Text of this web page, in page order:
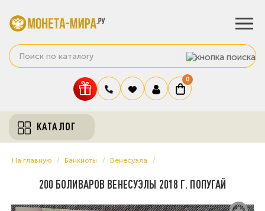
0
КАТАЛОГ
На главную Банкноты Венесуэла
200 БОЛИВАРОВ ВЕНЕСУЭЛЫ 2018 Г. ПОПУГАЙ